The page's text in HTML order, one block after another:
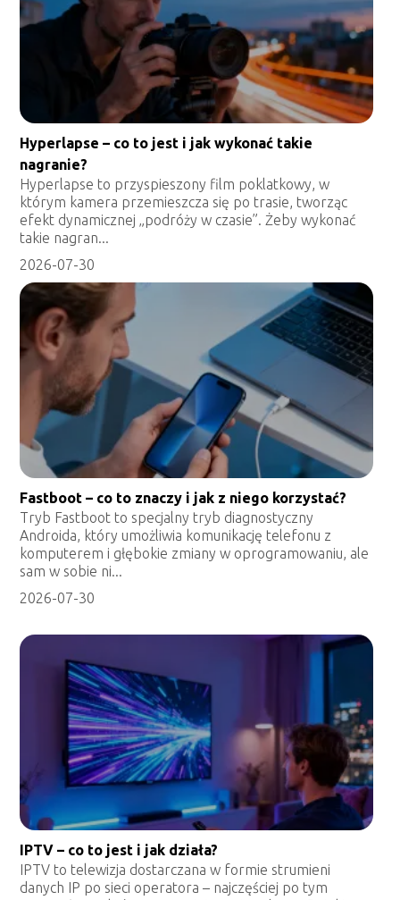
Hyperlapse – co to jest i jak wykonać takie
nagranie?
Hyperlapse to przyspieszony film poklatkowy, w
którym kamera przemieszcza się po trasie, tworząc
efekt dynamicznej „podróży w czasie”. Żeby wykonać
takie nagran...
2026-07-30
Fastboot – co to znaczy i jak z niego korzystać?
Tryb Fastboot to specjalny tryb diagnostyczny
Androida, który umożliwia komunikację telefonu z
komputerem i głębokie zmiany w oprogramowaniu, ale
sam w sobie ni...
2026-07-30
IPTV – co to jest i jak działa?
IPTV to telewizja dostarczana w formie strumieni
danych IP po sieci operatora – najczęściej po tym